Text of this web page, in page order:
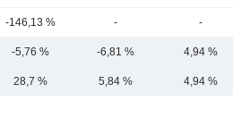
-146,13 % - -
-5,76 % -6,81 % 4,94 %
28,7 % 5,84 % 4,94 %